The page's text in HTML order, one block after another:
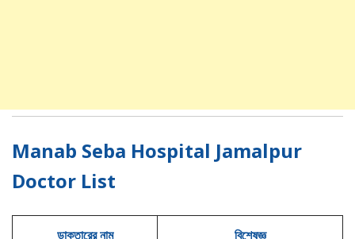
Manab Seba Hospital Jamalpur
Doctor List
ডাক্তারের নাম বিশেষজ্ঞ